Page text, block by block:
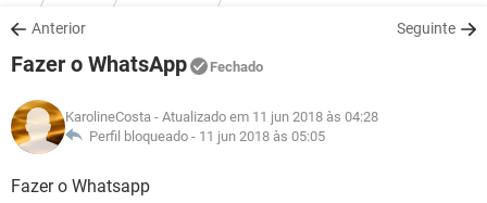
OUTLOOK
INSTAGRAM GMAIL
GUIA DE COMPRAS
JOGOS
INSTAGRAM GMAIL
GUIA DE COMPRAS
DOWNLOADS
JOGOS WHATSAPP
CELULAR
OUTLOOK EXCEL
INSTAGRAM
JOGOS WHATSAPP
CELULAR
OUTLOOK
GLOSSÁRIO
Anterior Seguinte
Fazer o WhatsApp Fechado
KarolineCosta - Atualizado em 11 jun 2018 às 04:28
Perfil bloqueado - 11 jun 2018 às 05:05
Fazer o Whatsapp